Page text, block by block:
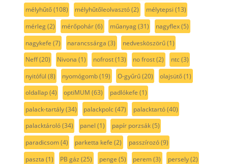
mélyhűtő(108) mélyhűtőleolvasztó(2) mélytepsi (13)
mérleg(2) mérőpohár(6) műanyag(31) nagyflex(5)
nagykefe (7) narancssárga (3) nedvesköszörű(1)
Neff(20) Nivona (1) nofrost(13) no frost(2) ntc(3)
nyitófül (8) nyomógomb(19) O-gyűrű(20) olajsütő(1)
oldallap(4) optiMUM (63) padlókefe (1)
palack-tartály(34) palackpolc(47) palacktartó(40)
palacktároló(34) panel (1) papír porzsák(5)
paradicsom(4) parketta kefe (2) passzírozó(9)
paszta (1) PB gáz (25) penge (5) perem(3) persely(2)